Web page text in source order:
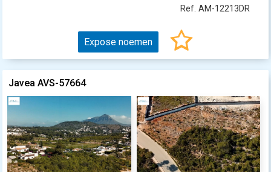
Ref. AM-12213DR
Expose noemen
Javea AVS-57664